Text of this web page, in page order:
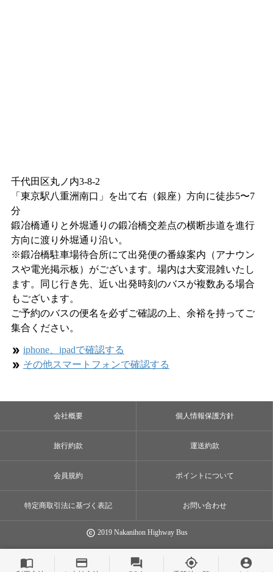
import_contacts payment question_answer my_location account_circle
千代田区丸ノ内3-8-2
「東京駅八重洲南口」を出て右（銀座）方向に徒歩5〜7
分
鍛冶橋通りと外堀通りの鍛冶橋交差点の横断歩道を進行
方向に渡り外堀通り沿い。
※鍛冶橋駐車場待合所にて出発便の番線案内（アナウン
スや電光掲示板）がございます。場内は大変混雑いたし
ます。同じ行き先、近い出発時刻のバスが複数ある場合
もございます。
ご予約のバスの便名を必ずご確認の上、余裕を持ってご
集合ください。
double_arrow iphone、ipadで確認する
double_arrow その他スマートフォンで確認する
会社概要 個人情報保護方針
旅行約款 運送約款
会員規約 ポイントについて
特定商取引法に基づく表記 お問い合わせ
copyright 2019 Nakanihon Highway Bus